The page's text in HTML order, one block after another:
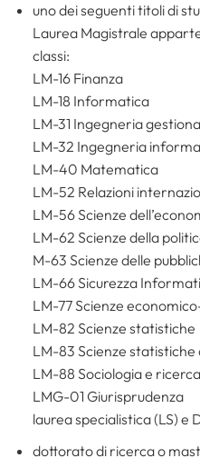
uno dei seguenti titoli di
Laurea Magistrale
classi:
LM-16 Finanza
LM-18 Informatica
LM-31 Ingegneria
LM-32 Ingegneria
LM-40 Matematica
LM-52 Relazioni
LM-56 Scienze
LM-62 Scienze della
M-63 Scienze delle
LM-66 Sicurezza
LM-77 Scienze
LM-82 Scienze statistiche
LM-83 Scienze
LM-88 Sociologia e
LMG-01 Giurisprudenza
laurea specialistica (LS) e
dottorato di ricerca o